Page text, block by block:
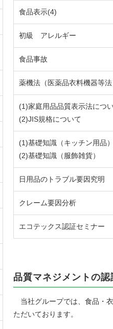
食品表示(4)
初級 アレルギー
食品事故
薬機法（医薬品衣料機器等法
(1)家庭用品品質表示法につ
(2)JIS規格について
(1)基礎知識（キッチン用品）
(2)基礎知識（服飾雑貨）
日用品のトラブル要因究明
クレーム要因分析
エコテックス認証セミナー
品質マネジメントの認
当社グループでは、食品・
ただいております。